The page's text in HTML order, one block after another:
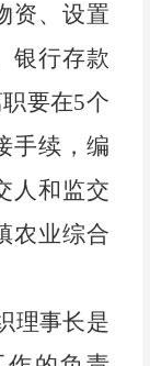
资、 设置
银行存款
要在5个
手续，编
人和监交
农业综合
理事长是